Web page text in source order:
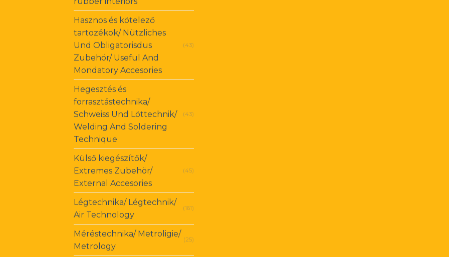
Hasznos és kötelező
tartozékok/ Nützliches
Und Obligatorisdus
Zubehör/ Useful And
Mondatory Accesories
(43)
Hegesztés és
forrasztástechnika/
Schweiss Und Löttechnik/
Welding And Soldering
Technique
(43)
Külső kiegészítők/
Extremes Zubehör/
External Accesories
(45)
Légtechnika/ Légtechnik/
Air Technology
(161)
Méréstechnika/ Metroligie/
Metrology
(25)